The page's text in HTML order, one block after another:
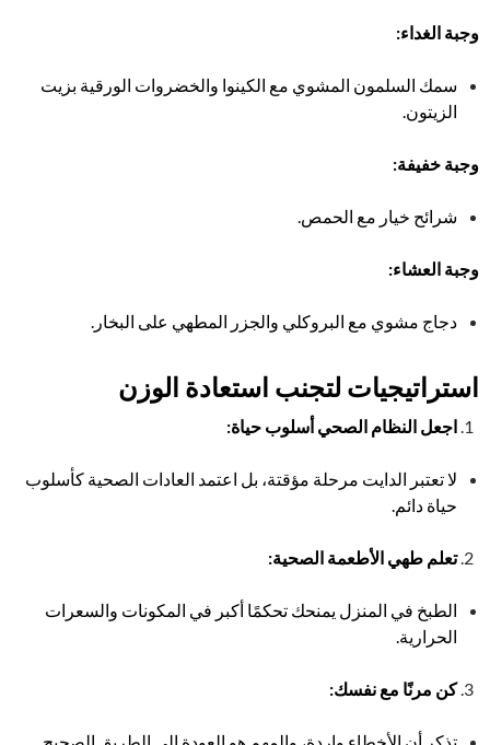
وجبة الغداء:
سمك السلمون المشوي مع الكينوا والخضروات الورقية بزيت
الزيتون.
وجبة خفيفة:
شرائح خيار مع الحمص.
وجبة العشاء:
دجاج مشوي مع البروكلي والجزر المطهي على البخار.
استراتيجيات لتجنب استعادة الوزن
اجعل النظام الصحي أسلوب حياة:
لا تعتبر الدايت مرحلة مؤقتة، بل اعتمد العادات الصحية كأسلوب
حياة دائم.
تعلم طهي الأطعمة الصحية:
الطبخ في المنزل يمنحك تحكمًا أكبر في المكونات والسعرات
الحرارية.
كن مرنًا مع نفسك: